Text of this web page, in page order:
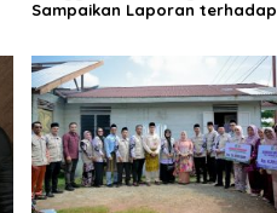
Sampaikan Laporan terhadap
Anggaran 2025